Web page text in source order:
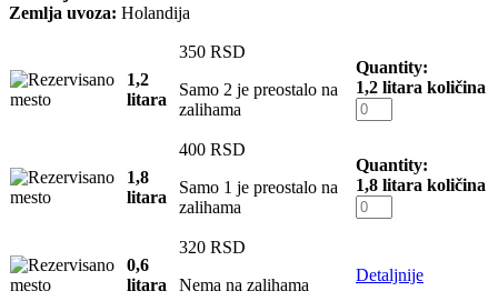
Zemlja uvoza: Holandija
1,2
litara
350 RSD
Samo 2 je preostalo na
zalihama
Quantity:
1,2 litara količina
1,8
litara
400 RSD
Samo 1 je preostalo na
zalihama
Quantity:
1,8 litara količina
0,6
litara
320 RSD
Nema na zalihama
Detaljnije